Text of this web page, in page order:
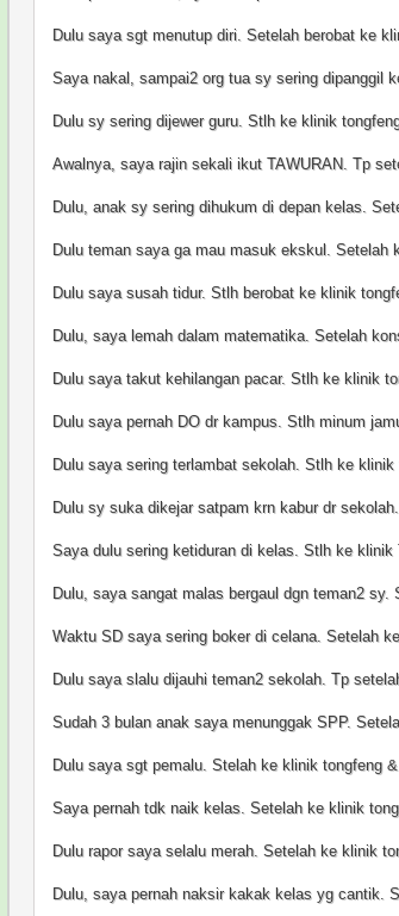
Dulu saya sgt menutup diri. Setelah berobat ke
Saya nakal, sampai2 org tua sy sering dipanggil
Dulu sy sering dijewer guru. Stlh ke klinik
Awalnya, saya rajin sekali ikut TAWURAN. Tp
Dulu, anak sy sering dihukum di depan kelas.
Dulu teman saya ga mau masuk ekskul. Setelah
Dulu saya susah tidur. Stlh berobat ke klinik
Dulu, saya lemah dalam matematika. Setelah
Dulu saya takut kehilangan pacar. Stlh ke klinik
Dulu saya pernah DO dr kampus. Stlh minum
Dulu saya sering terlambat sekolah. Stlh ke
Dulu sy suka dikejar satpam krn kabur dr
Saya dulu sering ketiduran di kelas. Stlh ke
Dulu, saya sangat malas bergaul dgn teman2
Waktu SD saya sering boker di celana. Setelah
Dulu saya slalu dijauhi teman2 sekolah. Tp
Sudah 3 bulan anak saya menunggak SPP.
Dulu saya sgt pemalu. Stelah ke klinik tongfeng
Saya pernah tdk naik kelas. Setelah ke klinik
Dulu rapor saya selalu merah. Setelah ke klinik
Dulu, saya pernah naksir kakak kelas yg cantik.